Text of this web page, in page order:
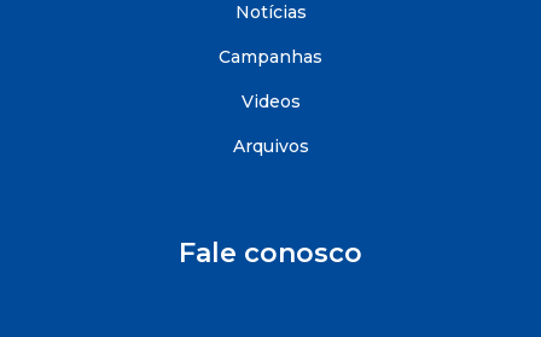
Notícias
Campanhas
Videos
Arquivos
Fale conosco